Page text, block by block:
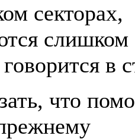
секторах,
слишком
в
что